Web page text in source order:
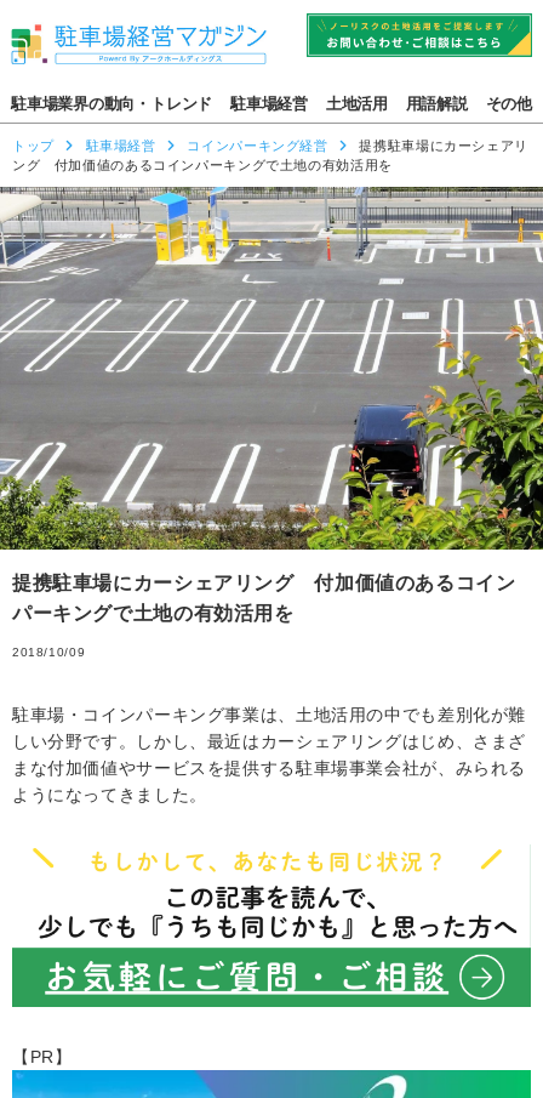
駐車場業界の動向・トレンド 駐車場経営 土地活用 用語解説 その他
トップ 駐車場経営 コインパーキング経営
提携駐車場にカーシェアリ
ング 付加価値のあるコインパーキングで土地の有効活用を
提携駐車場にカーシェアリング 付加価値のあるコイン
パーキングで土地の有効活用を
2018/10/09
駐車場・コインパーキング事業は、土地活用の中でも差別化が難
しい分野です。しかし、最近はカーシェアリングはじめ、さまざ
まな付加価値やサービスを提供する駐車場事業会社が、みられる
ようになってきました。
【PR】